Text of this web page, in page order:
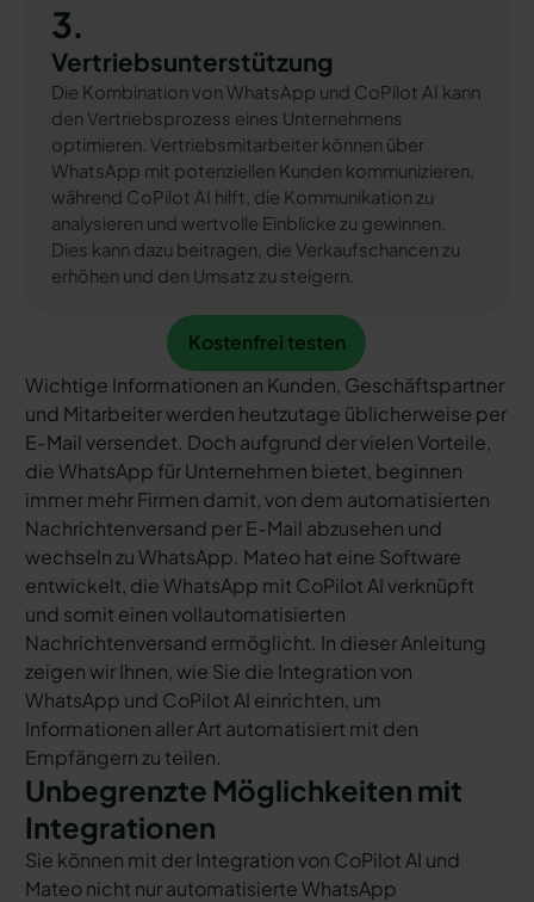
3.
Vertriebsunterstützung
Die Kombination von WhatsApp und CoPilot AI kann
den Vertriebsprozess eines Unternehmens
optimieren. Vertriebsmitarbeiter können über
WhatsApp mit potenziellen Kunden kommunizieren,
während CoPilot AI hilft, die Kommunikation zu
analysieren und wertvolle Einblicke zu gewinnen.
Dies kann dazu beitragen, die Verkaufschancen zu
erhöhen und den Umsatz zu steigern.
Kostenfrei testen
Kostenfrei testen
Wichtige Informationen an Kunden, Geschäftspartner
und Mitarbeiter werden heutzutage üblicherweise per
E-Mail versendet. Doch aufgrund der vielen Vorteile,
die WhatsApp für Unternehmen bietet, beginnen
immer mehr Firmen damit, von dem automatisierten
Nachrichtenversand per E-Mail abzusehen und
wechseln zu WhatsApp. Mateo hat eine Software
entwickelt, die WhatsApp mit CoPilot AI verknüpft
und somit einen vollautomatisierten
Nachrichtenversand ermöglicht. In dieser Anleitung
zeigen wir Ihnen, wie Sie die Integration von
WhatsApp und CoPilot AI einrichten, um
Informationen aller Art automatisiert mit den
Empfängern zu teilen.
Unbegrenzte Möglichkeiten mit
Integrationen
Sie können mit der Integration von CoPilot AI und
Mateo nicht nur automatisierte WhatsApp